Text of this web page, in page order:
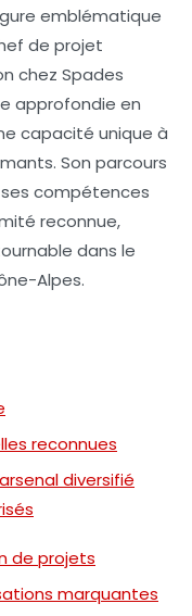
emblématique
de projet
chez Spades
approfondie en
capacité unique à
Son parcours
compétences
reconnue,
dans le
Alpes.
reconnues
diversifié
de projets
marquantes